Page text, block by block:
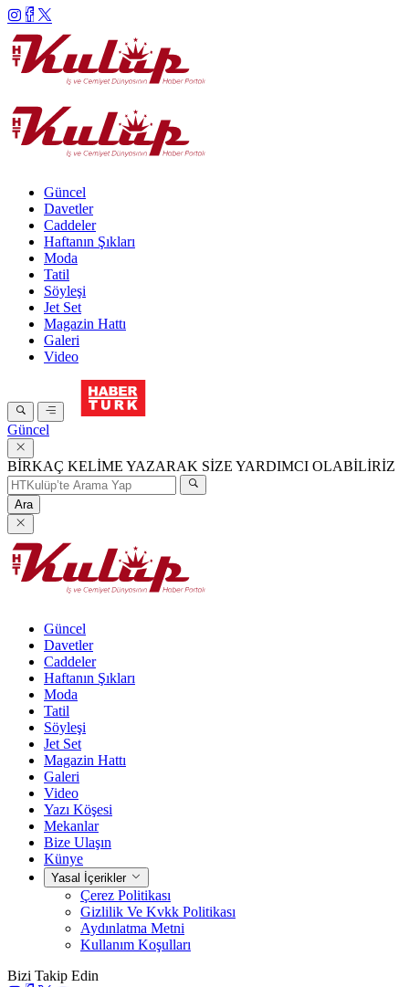
Güncel
Davetler
Caddeler
Haftanın Şıkları
Moda
Tatil
Söyleşi
Jet Set
Magazin Hattı
Galeri
Video
Güncel
BİRKAÇ KELİME YAZARAK SİZE YARDIMCI OLABİLİRİZ
Ara
Güncel
Davetler
Caddeler
Haftanın Şıkları
Moda
Tatil
Söyleşi
Jet Set
Magazin Hattı
Galeri
Video
Yazı Köşesi
Mekanlar
Bize Ulaşın
Künye
Yasal İçerikler
Çerez Politikası
Gizlilik Ve Kvkk Politikası
Aydınlatma Metni
Kullanım Koşulları
Bizi Takip Edin